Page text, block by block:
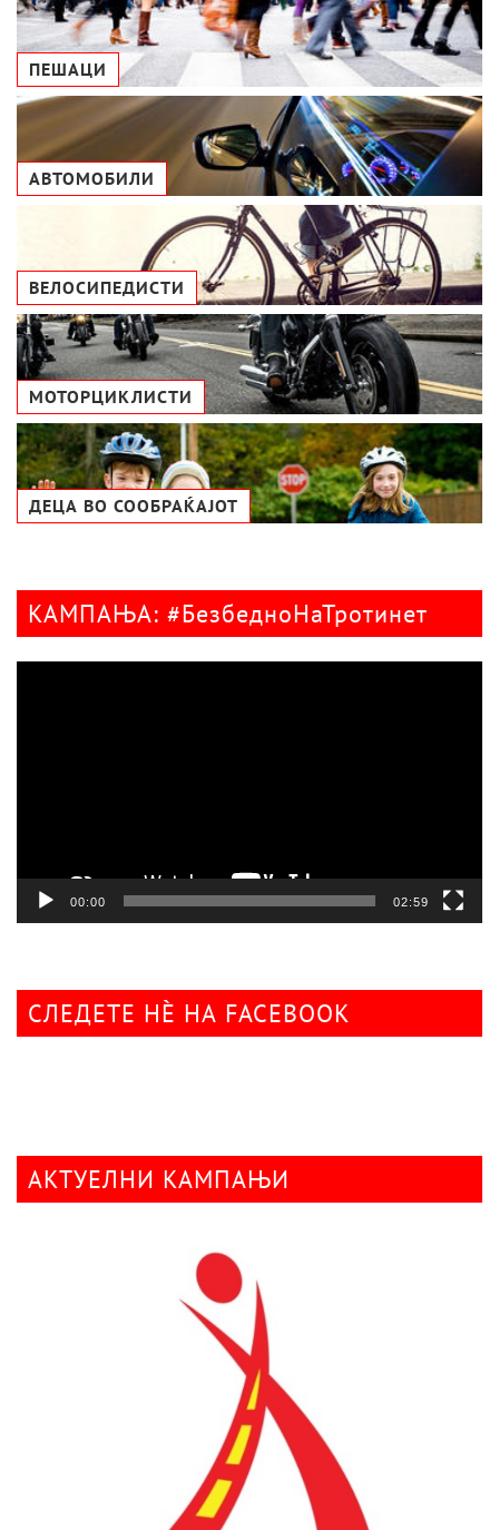
ПЕШАЦИ
АВТОМОБИЛИ
ВЕЛОСИПЕДИСТИ
МОТОРЦИКЛИСТИ
ДЕЦА ВО СООБРАЌАЈОТ
КАМПАЊА: #БезбедноНаТротинет
00:00 02:59
СЛЕДЕТЕ НÈ НА FACEBOOK
АКТУЕЛНИ КАМПАЊИ